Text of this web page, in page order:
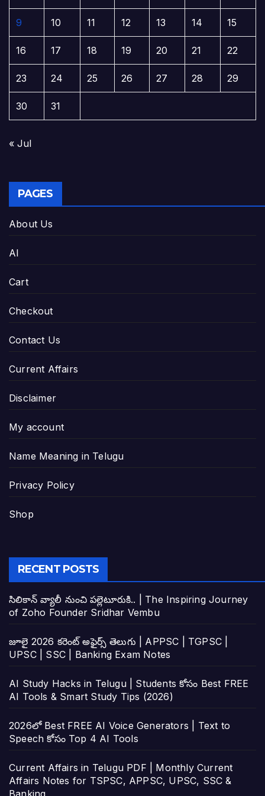
9 10 11 12 13 14 15
16 17 18 19 20 21 22
23 24 25 26 27 28 29
30 31
« Jul
PAGES
About Us
AI
Cart
Checkout
Contact Us
Current Affairs
Disclaimer
My account
Name Meaning in Telugu
Privacy Policy
Shop
RECENT POSTS
సిలికాన్ వ్యాలీ నుంచి పల్లెటూరుకి.. | The Inspiring Journey
of Zoho Founder Sridhar Vembu
జూలై 2026 కరెంట్ అఫైర్స్ తెలుగు | APPSC | TGPSC |
UPSC | SSC | Banking Exam Notes
AI Study Hacks in Telugu | Students కోసం Best FREE
AI Tools & Smart Study Tips (2026)
2026లో Best FREE AI Voice Generators | Text to
Speech కోసం Top 4 AI Tools
Current Affairs in Telugu PDF | Monthly Current
Affairs Notes for TSPSC, APPSC, UPSC, SSC &